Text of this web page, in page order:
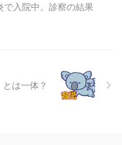
で入院中。診察の結果
とは一体？